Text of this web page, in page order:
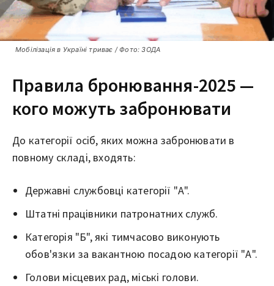
Мобілізація в Україні триває / Фото: ЗОДА
Правила бронювання-2025 —
кого можуть забронювати
До категорії осіб, яких можна забронювати в
повному складі, входять:
Державні службовці категорії "А".
Штатні працівники патронатних служб.
Категорія "Б", які тимчасово виконують
обов'язки за вакантною посадою категорії "А".
Голови місцевих рад, міські голови.